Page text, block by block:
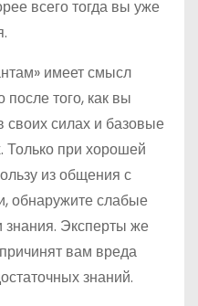
всего тогда вы уже
имеет смысл
того, как вы
своих силах и базовые
Только при хорошей
из общения с
обнаружите слабые
знания. Эксперты же
вам вреда
знаний.